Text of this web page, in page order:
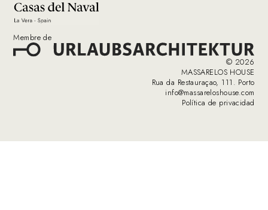
Membre de
© 2026
MASSARELOS HOUSE
Rua da Restauraçao, 111. Porto
info@massareloshouse.com
Política de privacidad